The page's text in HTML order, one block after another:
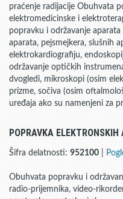
praćenje radijacije Obuhvata
elektromedicinske i
popravku i održavanje
aparata, pejsmejkera, slušnih
elektrokardiografiju,
održavanje optičkih
dvogledi, mikroskopi (osim
prizme, sočiva (osim
uređaja ako su namenjeni za
POPRAVKA
Šifra delatnosti: 952100
Obuhvata popravku i
radio-prijemnika, video-